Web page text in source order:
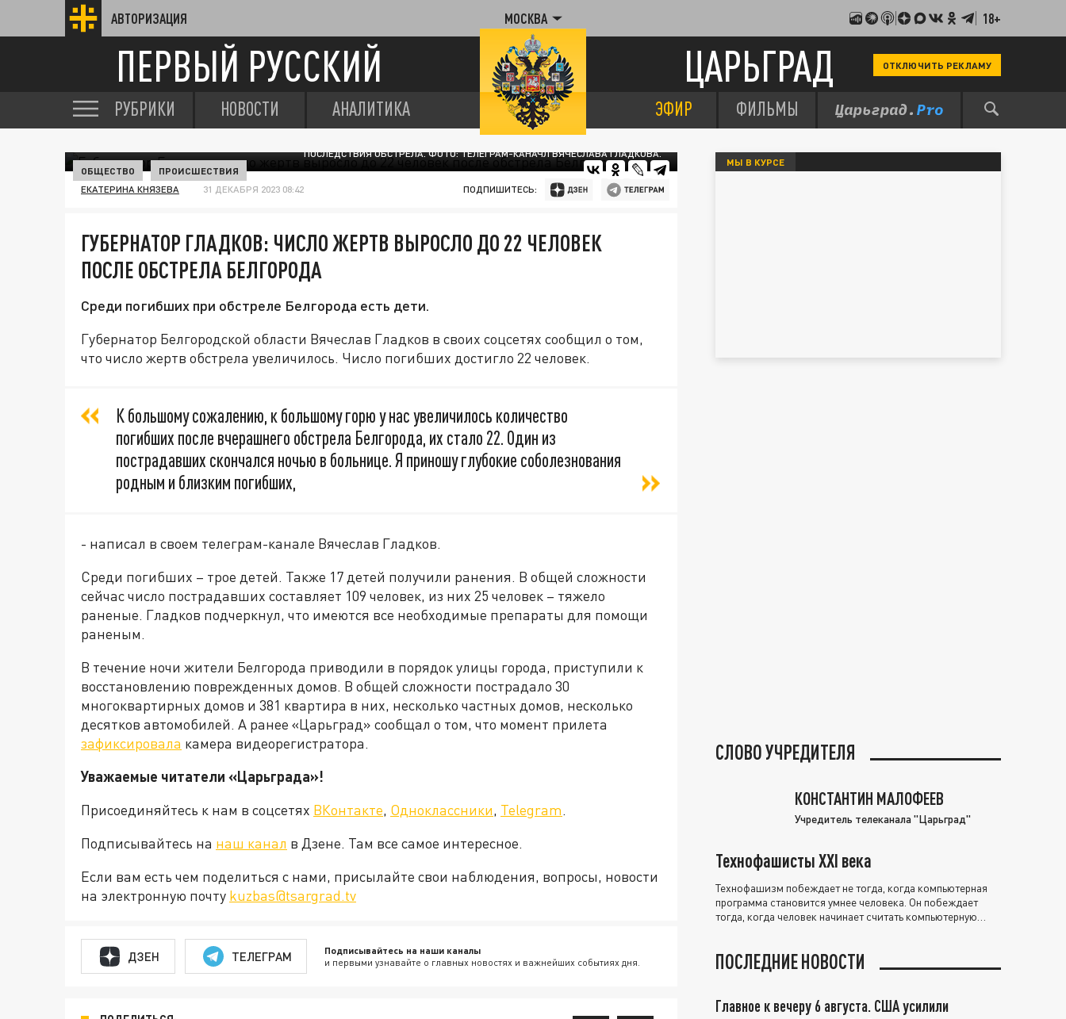
АВТОРИЗАЦИЯ МОСКВА 18+
ПЕРВЫЙ РУССКИЙ ЦАРЬГРАД ОТКЛЮЧИТЬ РЕКЛАМУ
РУБРИКИ НОВОСТИ АНАЛИТИКА ЭФИР ФИЛЬМЫ
ПОСЛЕДСТВИЯ ОБСТРЕЛА. ФОТО: ТЕЛЕГРАМ-КАНАЧЛ ВЯЧЕСЛАВА ГЛАДКОВА.
ОБЩЕСТВО ПРОИСШЕСТВИЯ
ЕКАТЕРИНА КНЯЗЕВА 31 ДЕКАБРЯ 2023 08:42 ПОДПИШИТЕСЬ:
ГУБЕРНАТОР ГЛАДКОВ: ЧИСЛО ЖЕРТВ ВЫРОСЛО ДО 22 ЧЕЛОВЕК
ПОСЛЕ ОБСТРЕЛА БЕЛГОРОДА
Среди погибших при обстреле Белгорода есть дети.
Губернатор Белгородской области Вячеслав Гладков в своих соцсетях сообщил о том,
что число жертв обстрела увеличилось. Число погибших достигло 22 человек.
К большому сожалению, к большому горю у нас увеличилось количество
погибших после вчерашнего обстрела Белгорода, их стало 22. Один из
пострадавших скончался ночью в больнице. Я приношу глубокие соболезнования
родным и близким погибших,
- написал в своем телеграм-канале Вячеслав Гладков.
Среди погибших – трое детей. Также 17 детей получили ранения. В общей сложности
сейчас число пострадавших составляет 109 человек, из них 25 человек – тяжело
раненые. Гладков подчеркнул, что имеются все необходимые препараты для помощи
раненым.
В течение ночи жители Белгорода приводили в порядок улицы города, приступили к
восстановлению поврежденных домов. В общей сложности пострадало 30
многоквартирных домов и 381 квартира в них, несколько частных домов, несколько
десятков автомобилей. А ранее «Царьград» сообщал о том, что момент прилета
зафиксировала камера видеорегистратора.
Уважаемые читатели «Царьграда»!
Присоединяйтесь к нам в соцсетях ВКонтакте, Одноклассники, Telegram.
Подписывайтесь на наш канал в Дзене. Там все самое интересное.
Если вам есть чем поделиться с нами, присылайте свои наблюдения, вопросы, новости
на электронную почту kuzbas@tsargrad.tv
ДЗЕН ТЕЛЕГРАМ Подписывайтесь на наши каналы
и первыми узнавайте о главных новостях и важнейших событиях дня.
МЫ В КУРСЕ
СЛОВО УЧРЕДИТЕЛЯ
КОНСТАНТИН МАЛОФЕЕВ
Учредитель телеканала "Царьград"
Технофашисты XXI века
Технофашизм побеждает не тогда, когда компьютерная
программа становится умнее человека. Он побеждает
тогда, когда человек начинает считать компьютерную
ПОСЛЕДНИЕ НОВОСТИ
Главное к вечеру 6 августа. США усилили